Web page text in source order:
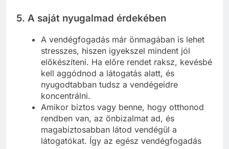
5. A saját nyugalmad érdekében
A vendégfogadás már önmagában is lehet
stresszes, hiszen igyekszel mindent jól
előkészíteni. Ha előre rendet raksz, kevésbé
kell aggódnod a látogatás alatt, és
nyugodtabban tudsz a vendégeidre
koncentrálni.
Amikor biztos vagy benne, hogy otthonod
rendben van, az önbizalmat ad, és
magabiztosabban látod vendégül a
látogatókat. Így az egész vendégfogadás